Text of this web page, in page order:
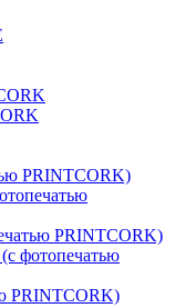
PRINTCORK)
PRINTCORK)
фотопечатью
PRINTCORK)